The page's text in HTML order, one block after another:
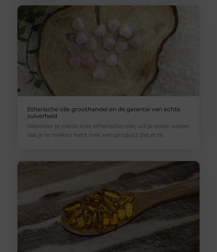
Etherische olie groothandel en de garantie van echte
zuiverheid
Wanneer je werkt met etherische olie, wil je zeker weten
dat je te maken hebt met een product dat écht